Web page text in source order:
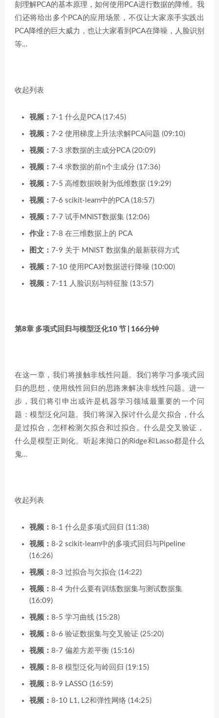
刻理解PCA的基本原理，如何使用PCA进行数据的降维。我
们还将给出多个PCA的应用场景，不仅让大家亲手实践出
PCA降维的巨大威力，也让大家看到PCA在降噪，人脸识别
等…
收起列表
视频： 7-1 什么是PCA (17:45)
视频： 7-2 使用梯度上升法求解PCA问题 (09:10)
视频： 7-3 求数据的主成分PCA (20:09)
视频： 7-4 求数据的前n个主成分 (17:36)
视频： 7-5 高维数据映射为低维数据 (19:29)
视频： 7-6 scikit-learn中的PCA (18:57)
视频： 7-7 试手MNIST数据集 (12:06)
作业： 7-8 在三维数据上的 PCA
图文： 7-9 关于 MNIST 数据集的最新获得方式
视频： 7-10 使用PCA对数据进行降噪 (10:00)
视频： 7-11 人脸识别与特征脸 (13:57)
第8章 多项式回归与模型泛化10 节 | 166分钟
在这一章，我们将接触非线性问题。我们将学习多项式回
归的思想，使用线性回归的思路来解决非线性问题。进一
步，我们将引申出或许是机器学习领域最重要的一个问
题：模型泛化问题。我们将深入探讨什么是欠拟合，什么
是过拟合，怎样检测欠拟合和过拟合。什么是交叉验证，
什么是模型正则化。听起来拗口的Ridge和Lasso都是什么
鬼…
收起列表
视频： 8-1 什么是多项式回归 (11:38)
视频： 8-2 scikit-learn中的多项式回归与Pipeline
(16:26)
视频： 8-3 过拟合与欠拟合 (14:22)
视频： 8-4 为什么要有训练数据集与测试数据集
(16:09)
视频： 8-5 学习曲线 (15:28)
视频： 8-6 验证数据集与交叉验证 (25:20)
视频： 8-7 偏差方差平衡 (15:16)
视频： 8-8 模型泛化与岭回归 (19:15)
视频： 8-9 LASSO (16:59)
视频： 8-10 L1, L2和弹性网络 (14:25)